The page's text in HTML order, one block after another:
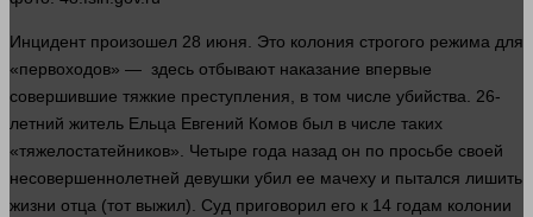
Инцидент произошел 28 июня. Это колония строгого режима для
«первоходов» — здесь отбывают наказание впервые
совершившие тяжкие преступления , в том числе убийства . 26-
летний житель Ельца Евгений Комов был в числе таких
«тяжелостатейников». Четыре года назад он по просьбе своей
несовершеннолетней девушки убил ее мачеху и пытался лишить
жизни отца (тот выжил). Суд приговорил его к 14 годам колонии